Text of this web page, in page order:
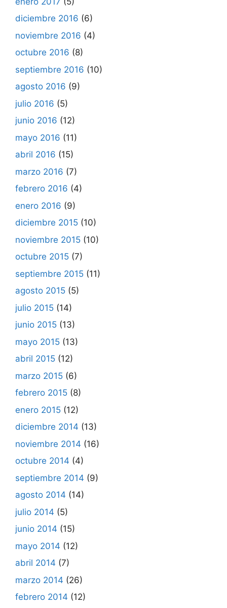
diciembre 2016 (6)
noviembre 2016 (4)
octubre 2016 (8)
septiembre 2016 (10)
agosto 2016 (9)
julio 2016 (5)
junio 2016 (12)
mayo 2016 (11)
abril 2016 (15)
marzo 2016 (7)
febrero 2016 (4)
enero 2016 (9)
diciembre 2015 (10)
noviembre 2015 (10)
octubre 2015 (7)
septiembre 2015 (11)
agosto 2015 (5)
julio 2015 (14)
junio 2015 (13)
mayo 2015 (13)
abril 2015 (12)
marzo 2015 (6)
febrero 2015 (8)
enero 2015 (12)
diciembre 2014 (13)
noviembre 2014 (16)
octubre 2014 (4)
septiembre 2014 (9)
agosto 2014 (14)
julio 2014 (5)
junio 2014 (15)
mayo 2014 (12)
abril 2014 (7)
marzo 2014 (26)
febrero 2014 (12)